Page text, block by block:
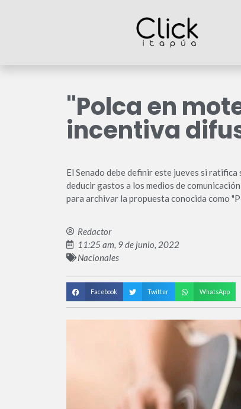
"Polca en
incentiva
El Senado debe definir este jueves si
deducir gastos a los medios de
para archivar la propuesta conocida como
Redactor
11:25 am, 9 de junio, 2022
Nacionales
Facebook Twitter WhatsApp